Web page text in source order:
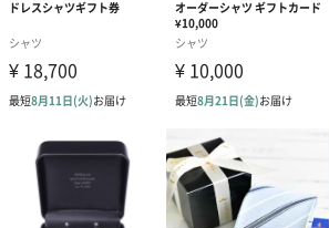
写真付きメッセージカ
ード（680円）
写真付きメッセ
ード（Thank
ンク（680円）
ラッピング
ギフトラッピングを施してお届けいたします